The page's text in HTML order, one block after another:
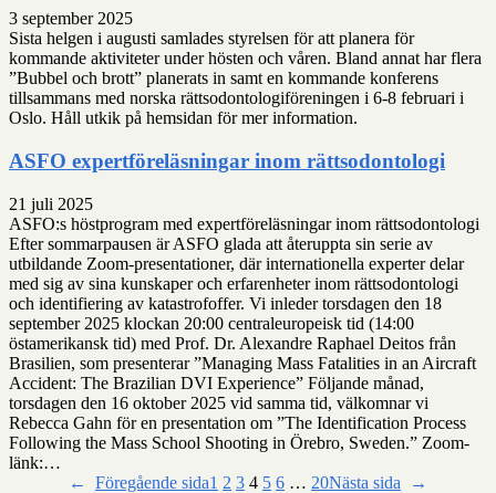
3 september 2025
Sista helgen i augusti samlades styrelsen för att planera för
kommande aktiviteter under hösten och våren. Bland annat har flera
”Bubbel och brott” planerats in samt en kommande konferens
tillsammans med norska rättsodontologiföreningen i 6-8 februari i
Oslo. Håll utkik på hemsidan för mer information.
ASFO expertföreläsningar inom rättsodontologi
21 juli 2025
ASFO:s höstprogram med expertföreläsningar inom rättsodontologi
Efter sommarpausen är ASFO glada att återuppta sin serie av
utbildande Zoom-presentationer, där internationella experter delar
med sig av sina kunskaper och erfarenheter inom rättsodontologi
och identifiering av katastrofoffer. Vi inleder torsdagen den 18
september 2025 klockan 20:00 centraleuropeisk tid (14:00
östamerikansk tid) med Prof. Dr. Alexandre Raphael Deitos från
Brasilien, som presenterar ”Managing Mass Fatalities in an Aircraft
Accident: The Brazilian DVI Experience” Följande månad,
torsdagen den 16 oktober 2025 vid samma tid, välkomnar vi
Rebecca Gahn för en presentation om ”The Identification Process
Following the Mass School Shooting in Örebro, Sweden.” Zoom-
länk:…
←
Föregående sida1 2 3 4 5 6 … 20Nästa sida →